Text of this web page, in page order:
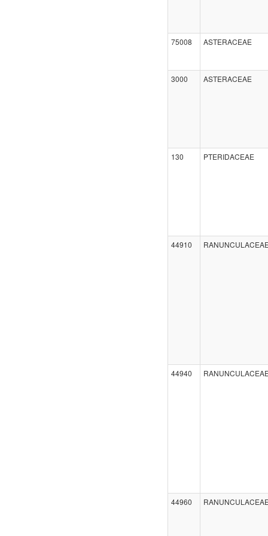
75008 ASTERACEAE
3000 ASTERACEAE
130 PTERIDACEAE
44910
44940
44960